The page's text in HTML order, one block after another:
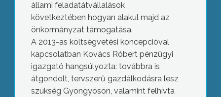
állami feladatátvállalások
következtében hogyan alakul majd az
önkormányzat támogatása.
A 2013-as költségvetési koncepcióval
kapcsolatban Kovács Róbert pénzügyi
igazgató hangsúlyozta: továbbra is
átgondolt, tervszerű gazdálkodásra lesz
szükség Gyöngyösön, valamint felhívta